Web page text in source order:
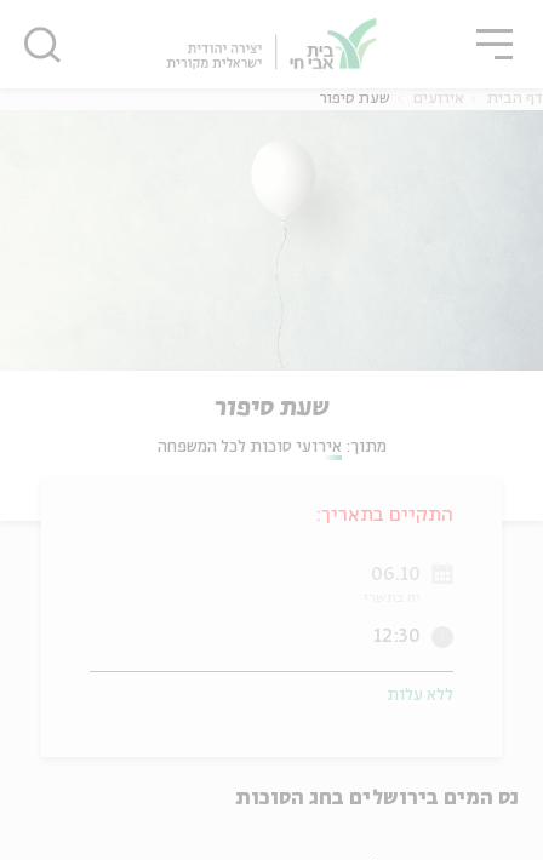
דף הבית אירועים שעת סיפור
שעת סיפור
מתוך: אירועי סוכות לכל המשפחה
נס המים בירושלים בחג הסוכות
התקיים בתאריך:
06.10
12:30
ללא עלות
סגור